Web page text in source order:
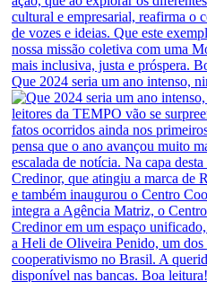
Que 2024 seria um ano intenso,